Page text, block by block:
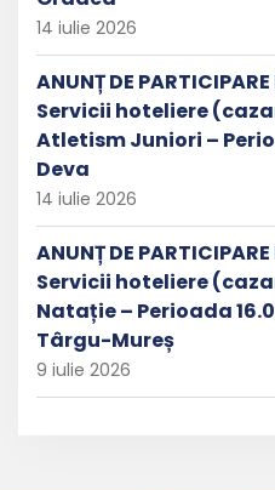
14 iulie 2026
ANUNȚ DE
Servicii hoteliere
Atletism Juniori –
Deva
14 iulie 2026
ANUNȚ DE
Servicii hoteliere
Natație – Perioada
Târgu-Mureș
9 iulie 2026